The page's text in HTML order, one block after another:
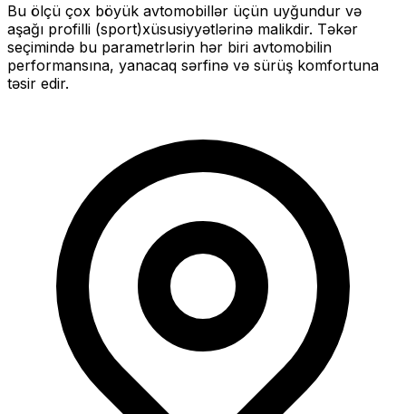
Bu ölçü çox böyük avtomobillər üçün uyğundur və
aşağı profilli (sport)xüsusiyyətlərinə malikdir. Təkər
seçimində bu parametrlərin hər biri avtomobilin
performansına, yanacaq sərfinə və sürüş komfortuna
təsir edir.